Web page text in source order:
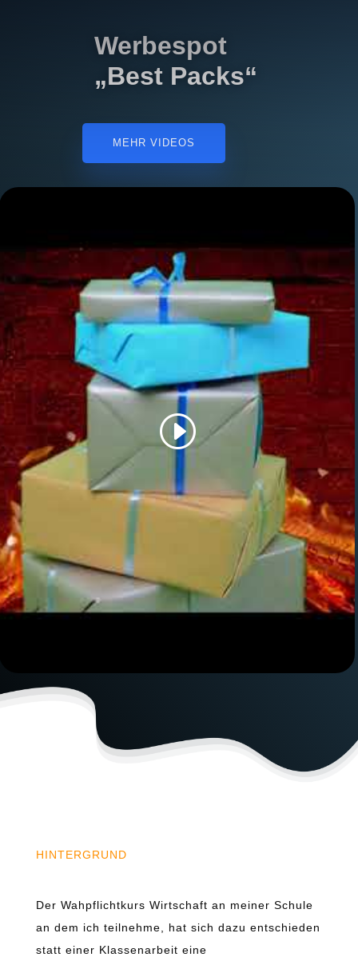
Werbespot
„Best Packs“
MEHR VIDEOS
HINTERGRUND
Der Wahpflichtkurs Wirtschaft an meiner Schule
an dem ich teilnehme, hat sich dazu entschieden
statt einer Klassenarbeit eine